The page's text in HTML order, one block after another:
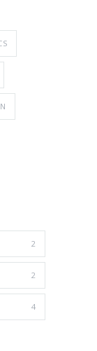
2
2
4